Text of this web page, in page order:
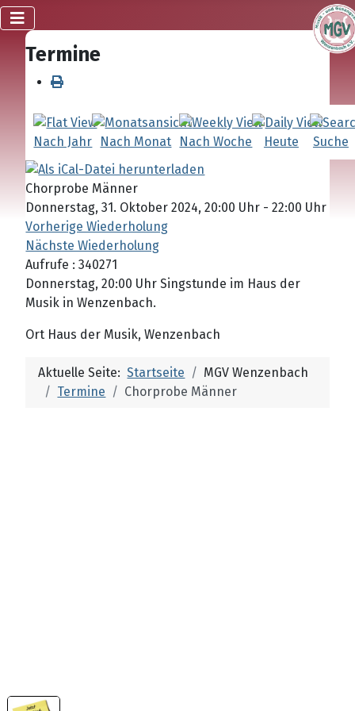
Termine
Nach Jahr Nach Monat Nach Woche Heute Suche
Chorprobe Männer
Donnerstag, 31. Oktober 2024, 20:00 Uhr - 22:00 Uhr
Vorherige Wiederholung
Nächste Wiederholung
Aufrufe : 340271
Donnerstag, 20:00 Uhr Singstunde im Haus der
Musik in Wenzenbach.
Ort Haus der Musik, Wenzenbach
Aktuelle Seite:Startseite
MGV Wenzenbach
Termine
Chorprobe Männer